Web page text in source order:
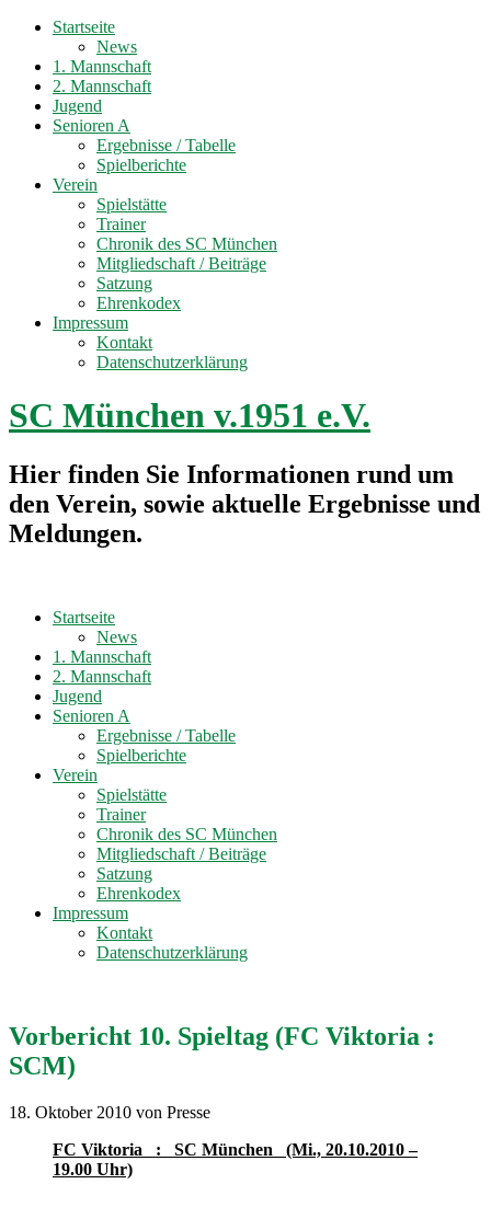
Startseite
News
1. Mannschaft
2. Mannschaft
Jugend
Senioren A
Ergebnisse / Tabelle
Spielberichte
Verein
Spielstätte
Trainer
Chronik des SC München
Mitgliedschaft / Beiträge
Satzung
Ehrenkodex
Impressum
Kontakt
Datenschutzerklärung
SC München v.1951 e.V.
Hier finden Sie Informationen rund um
den Verein, sowie aktuelle Ergebnisse und
Meldungen.
Startseite
News
1. Mannschaft
2. Mannschaft
Jugend
Senioren A
Ergebnisse / Tabelle
Spielberichte
Verein
Spielstätte
Trainer
Chronik des SC München
Mitgliedschaft / Beiträge
Satzung
Ehrenkodex
Impressum
Kontakt
Datenschutzerklärung
Vorbericht 10. Spieltag (FC Viktoria :
SCM)
18. Oktober 2010 von Presse
FC Viktoria : SC München (Mi., 20.10.2010 –
19.00 Uhr)